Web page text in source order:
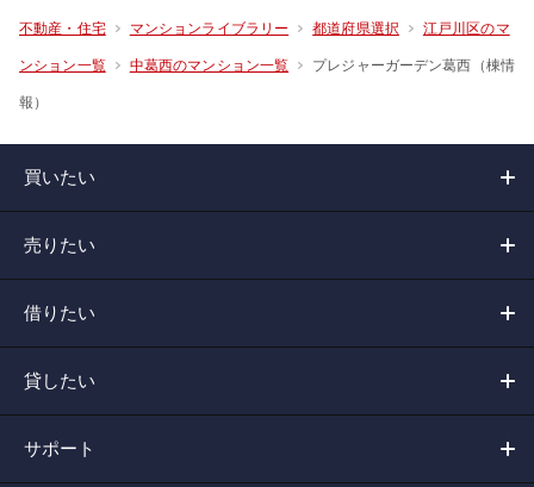
不動産・住宅 マンションライブラリー 都道府県選択 江戸川区のマ
ンション一覧 中葛西のマンション一覧 プレジャーガーデン葛西（棟情
報）
買いたい
売りたい
借りたい
貸したい
サポート